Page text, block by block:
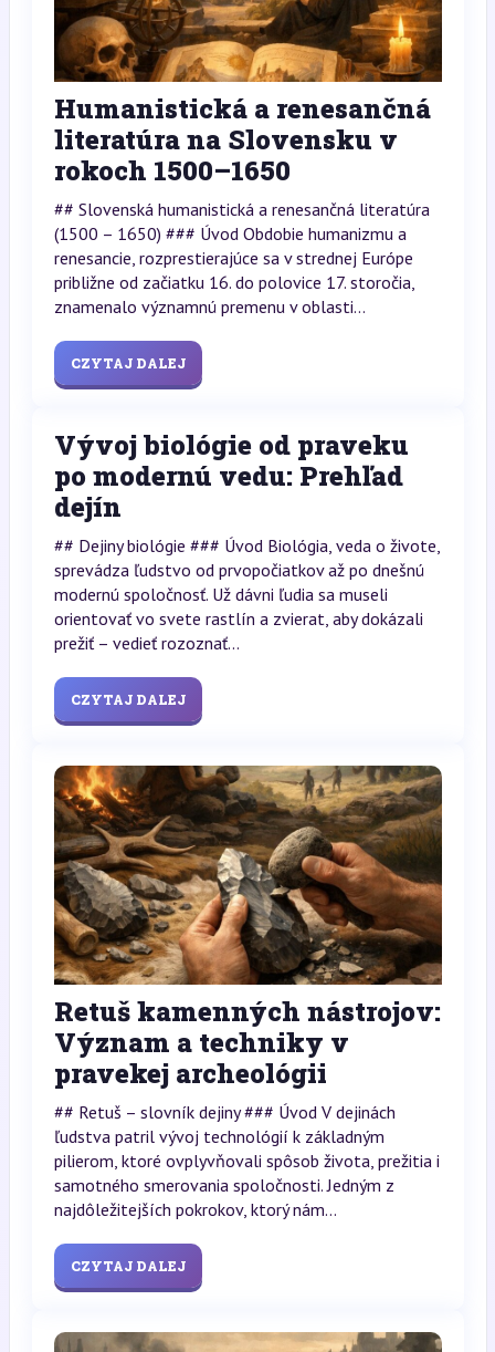
Humanistická a renesančná
literatúra na Slovensku v
rokoch 1500–1650
## Slovenská humanistická a renesančná literatúra
(1500 – 1650) ### Úvod Obdobie humanizmu a
renesancie, rozprestierajúce sa v strednej Európe
približne od začiatku 16. do polovice 17. storočia,
znamenalo významnú premenu v oblasti...
CZYTAJ DALEJ
Vývoj biológie od praveku
po modernú vedu: Prehľad
dejín
## Dejiny biológie ### Úvod Biológia, veda o živote,
sprevádza ľudstvo od prvopočiatkov až po dnešnú
modernú spoločnosť. Už dávni ľudia sa museli
orientovať vo svete rastlín a zvierat, aby dokázali
prežiť – vedieť rozoznať...
CZYTAJ DALEJ
Retuš kamenných nástrojov:
Význam a techniky v
pravekej archeológii
## Retuš – slovník dejiny ### Úvod V dejinách
ľudstva patril vývoj technológií k základným
pilierom, ktoré ovplyvňovali spôsob života, prežitia i
samotného smerovania spoločnosti. Jedným z
najdôležitejších pokrokov, ktorý nám...
CZYTAJ DALEJ